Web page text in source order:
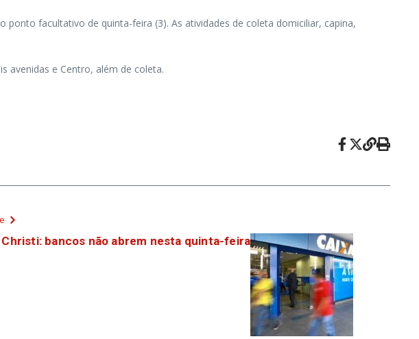
facultativo de quinta-feira (3). As atividades de coleta domiciliar, capina,
avenidas e Centro, além de coleta.
bancos não abrem nesta quinta-feira